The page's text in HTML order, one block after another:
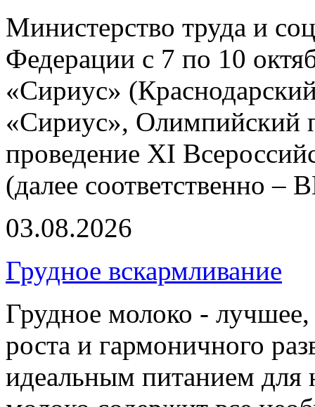
Министерство труда и
Федерации с 7 по 10
«Сириус»
«Сириус», Олимпийский
проведение XI
(далее соответственно
03.08.2026
Грудное вскармливание
Грудное молоко -
роста и гармоничного
идеальным питанием для